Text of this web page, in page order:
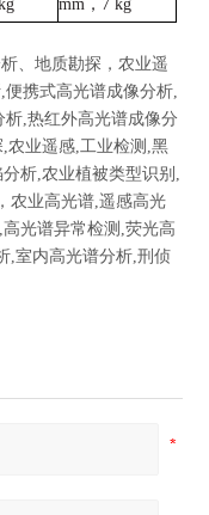
mm，7 kg
、地质勘探，农业遥
携式高光谱成像分析,
,热红外高光谱成像分
农业遥感,工业检测,黑
析,农业植被类型识别,
农业高光谱,遥感高光
光谱异常检测,荧光高
,室内高光谱分析,刑侦